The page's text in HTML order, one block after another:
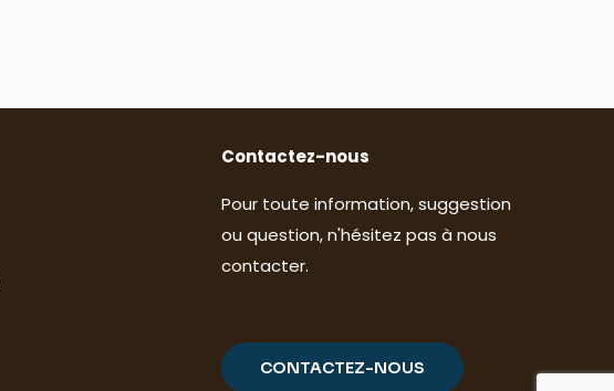
Contactez-nous
Pour toute information, suggestion
ou question, n'hésitez pas à nous
contacter.
CONTACTEZ-NOUS